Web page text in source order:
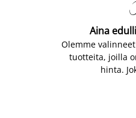
Aina
Olemme
tuotteita, joilla
hinta.